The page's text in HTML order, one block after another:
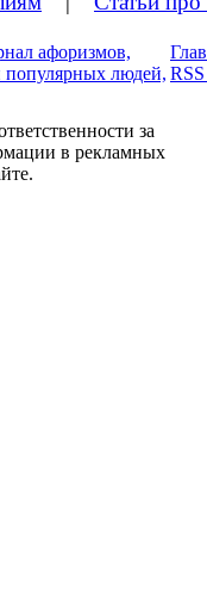
афоризмов,
популярных людей,
за
в рекламных